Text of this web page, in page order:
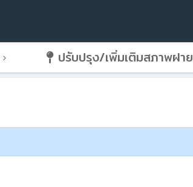
ปรับปรุง/เพิ่มเติมสภาพฝาย